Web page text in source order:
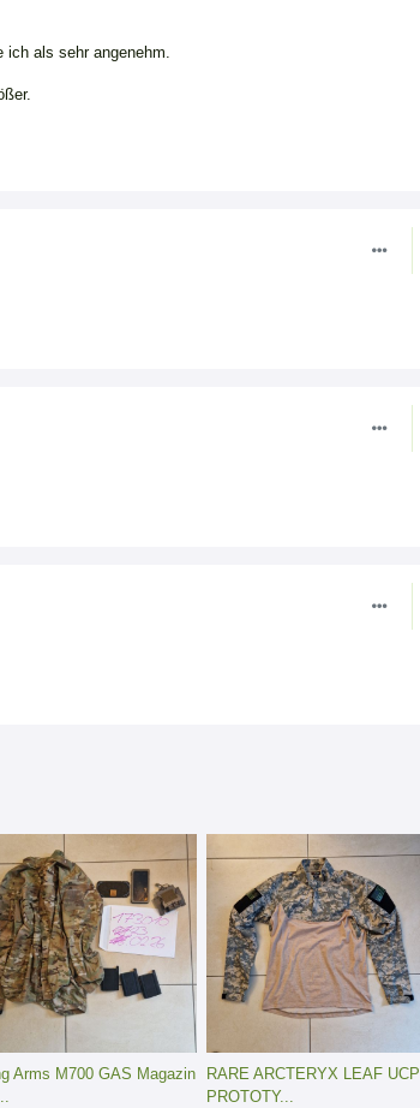
ich als sehr angenehm.
Arms M700 GAS Magazin
RARE ARCTERYX LEAF UCP
PROTOTY...